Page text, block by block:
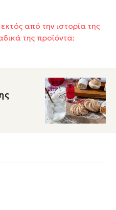
από την ιστορία της
της προϊόντα: